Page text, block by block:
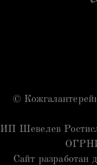
©
ИП Шевелев
Сайт разработан